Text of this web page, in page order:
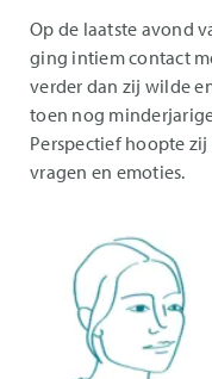
Op de laatste avond
ging intiem contact
verder dan zij wilde
toen nog
Perspectief hoopte
vragen en emoties.